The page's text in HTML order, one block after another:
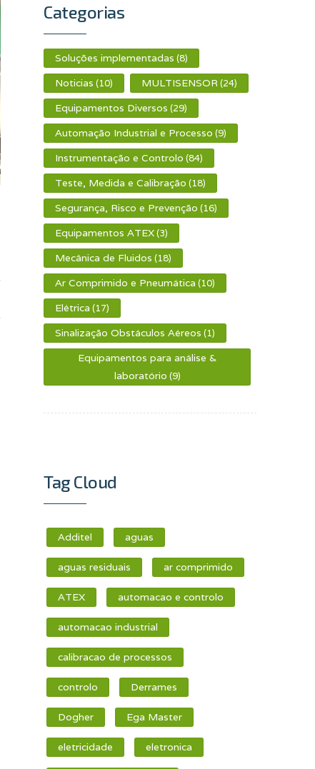
Categorias
Soluções implementadas (8)
Noticias (10) MULTISENSOR(24)
Equipamentos Diversos (29)
Automação Industrial e Processo (9)
Instrumentação e Controlo (84)
Teste, Medida e Calibração (18)
Segurança, Risco e Prevenção (16)
Equipamentos ATEX(3)
Mecânica de Fluidos (18)
Ar Comprimido e Pneumática (10)
Elétrica (17)
Sinalização Obstáculos Aéreos (1)
Equipamentos para análise &
laboratório (9)
Tag Cloud
Additel aguas
aguas residuais ar comprimido
ATEX automacao e controlo
automacao industrial
calibracao de processos
controlo Derrames
Dogher Ega Master
eletricidade eletronica